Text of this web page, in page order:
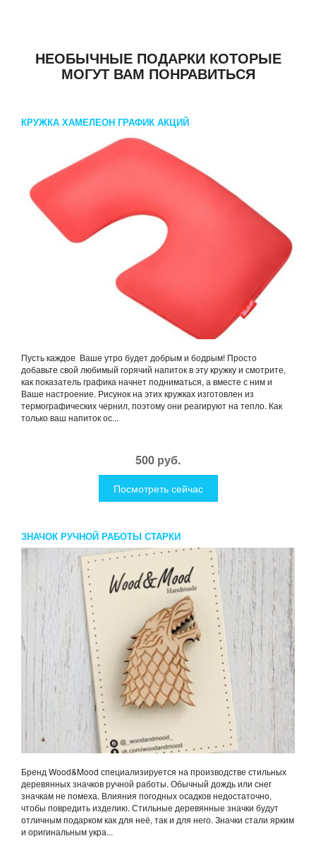
НЕОБЫЧНЫЕ ПОДАРКИ КОТОРЫЕ
МОГУТ ВАМ ПОНРАВИТЬСЯ
КРУЖКА ХАМЕЛЕОН ГРАФИК АКЦИЙ
Пусть каждое Ваше утро будет добрым и бодрым! Просто
добавьте свой любимый горячий напиток в эту кружку и смотрите,
как показатель графика начнет подниматься, а вместе с ним и
Ваше настроение. Рисунок на этих кружках изготовлен из
термографических чернил, поэтому они реагируют на тепло. Как
только ваш напиток ос...
500 руб.
Посмотреть сейчас
ЗНАЧОК РУЧНОЙ РАБОТЫ СТАРКИ
Бренд Wood&Mood специализируется на производстве стильных
деревянных значков ручной работы. Обычный дождь или снег
значкам не помеха. Влияния погодных осадков недостаточно,
чтобы повредить изделию. Стильные деревянные значки будут
отличным подарком как для неё, так и для него. Значки стали ярким
и оригинальным укра...